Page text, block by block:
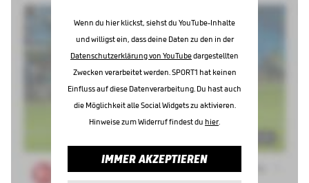
Wenn du hier klickst, siehst du YouTube-Inhalte
und willigst ein, dass deine Daten zu den in der
Datenschutzerklärung von YouTubedargestellten
Zwecken verarbeitet werden. SPORT1 hat keinen
Einfluss auf diese Datenverarbeitung. Du hast auch
die Möglichkeit alle Social Widgets zu aktivieren.
Hinweise zum Widerruf findest du hier.
IMMER AKZEPTIEREN